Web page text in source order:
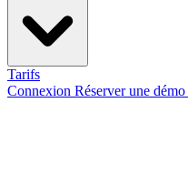
Tarifs
Connexion Réserver une démo